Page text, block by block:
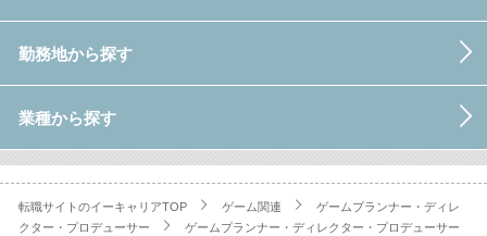
勤務地から探す
業種から探す
転職サイトのイーキャリアTOP ゲーム関連
ゲームプランナー・ディレ
クター・プロデューサー
ゲームプランナー・ディレクター・プロデューサー